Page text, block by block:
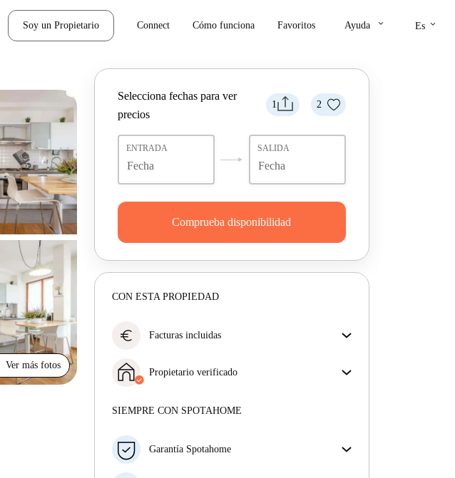
Soy un Propietario Connect Cómo funciona Favoritos Ayuda keyboard_arrow_down Es keyboard_arrow_down
Ver más fotos
1 2
Selecciona fechas para ver
precios
ENTRADA SALIDA
Comprueba disponibilidad
CON ESTA PROPIEDAD
euro Facturas incluidas
facturas incluidas, que cubren alquiler y servicios
para una experiencia de alquiler sin complicaciones.
Propietario verificado
Más sobre este arrendador
SIEMPRE CON SPOTAHOME
Garantía Spotahome